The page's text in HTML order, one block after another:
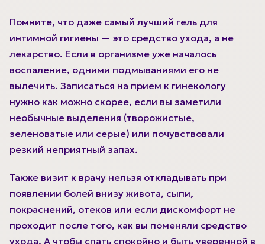
Помните, что даже самый лучший гель для
интимной гигиены — это средство ухода, а не
лекарство. Если в организме уже началось
воспаление, одними подмываниями его не
вылечить. Записаться на прием к гинекологу
нужно как можно скорее, если вы заметили
необычные выделения (творожистые,
зеленоватые или серые) или почувствовали
резкий неприятный запах.
Также визит к врачу нельзя откладывать при
появлении болей внизу живота, сыпи,
покраснений, отеков или если дискомфорт не
проходит после того, как вы поменяли средство
ухода. А чтобы спать спокойно и быть уверенной в